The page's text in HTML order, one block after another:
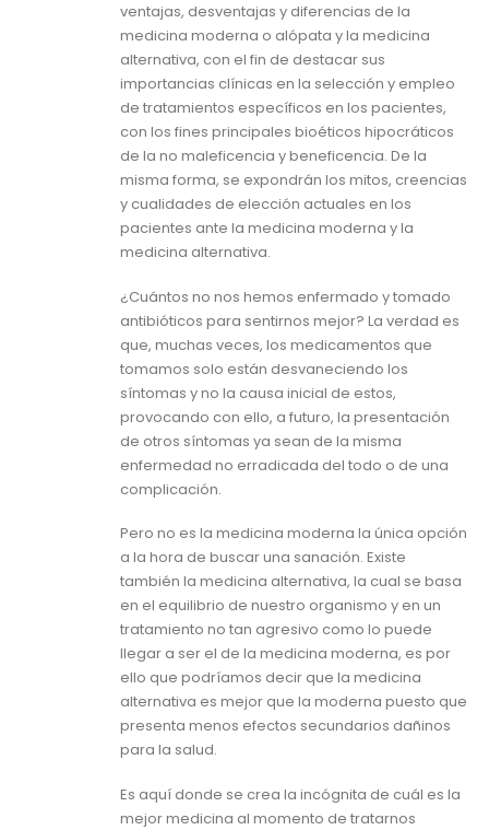
ventajas, desventajas y diferencias de la
medicina moderna o alópata y la medicina
alternativa, con el fin de destacar sus
importancias clínicas en la selección y empleo
de tratamientos específicos en los pacientes,
con los fines principales bioéticos hipocráticos
de la no maleficencia y beneficencia. De la
misma forma, se expondrán los mitos, creencias
y cualidades de elección actuales en los
pacientes ante la medicina moderna y la
medicina alternativa.
¿Cuántos no nos hemos enfermado y tomado
antibióticos para sentirnos mejor? La verdad es
que, muchas veces, los medicamentos que
tomamos solo están desvaneciendo los
síntomas y no la causa inicial de estos,
provocando con ello, a futuro, la presentación
de otros síntomas ya sean de la misma
enfermedad no erradicada del todo o de una
complicación.
Pero no es la medicina moderna la única opción
a la hora de buscar una sanación. Existe
también la medicina alternativa, la cual se basa
en el equilibrio de nuestro organismo y en un
tratamiento no tan agresivo como lo puede
llegar a ser el de la medicina moderna, es por
ello que podríamos decir que la medicina
alternativa es mejor que la moderna puesto que
presenta menos efectos secundarios dañinos
para la salud.
Es aquí donde se crea la incógnita de cuál es la
mejor medicina al momento de tratarnos